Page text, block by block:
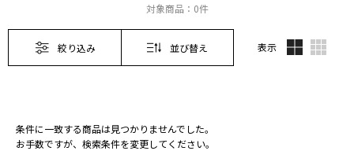
対象商品： 0件
絞り込み 並び替え 表示
条件に一致する商品は見つかりませんでした。
お手数ですが、検索条件を変更してください。